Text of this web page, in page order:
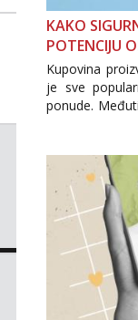
KAKO
POTENCIJU
Kupovina
je sve
ponude.
se pojavljuju
internetske